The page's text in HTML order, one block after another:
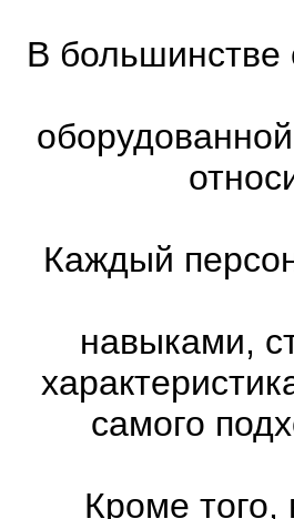
В большинстве
Каждый
навыками,
самого
Кроме того,